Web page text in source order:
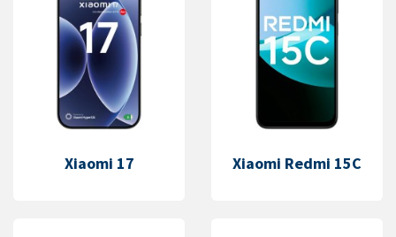
Xiaomi 17 Xiaomi Redmi 15C